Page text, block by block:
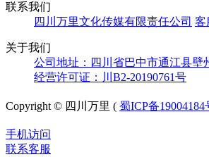
联系我们
四川万里文化传媒有限责任公司 客
关于我们
公司地址：四川省巴中市通江县壁
经营许可证：川B2-20190761号
Copyright © 四川万里 ( 蜀ICP备19004184
手机访问
联系客服